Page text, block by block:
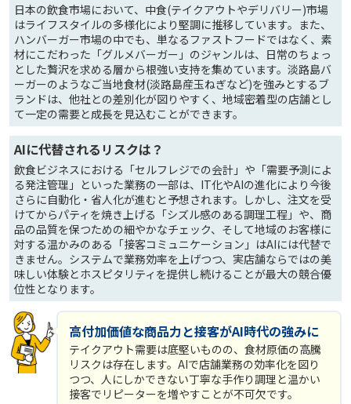
日本の飲食市場において、中食(テイクアウトやデリバリー)市場
はライフスタイルの多様化により堅調に推移しています。また、
ハンバーガー市場の中でも、単なるファストフードではなく、素
材にこだわった「グルメバーガー」のジャンルは、日常のちょっ
とした贅沢を求める層から根強い支持を集めています。淡路島バ
ーガーのようなご当地食材(淡路島産玉ねぎなど)を強みとするブ
ランドは、他社との差別化が図りやすく、地域密着型の店舗とし
て一定の需要と成長を見込むことができます。
AIに代替されるリスクは？
飲食ビジネスにおける「セルフレジでの会計」や「需要予測によ
る発注管理」といった業務の一部は、IT化やAIの進化により今後
さらに自動化・省人化が進むと予想されます。しかし、注文を受
けてからパティを焼き上げる「シズル感のある調理工程」や、商
品の品質を保つための細やかなチェック、そして地域のお客様に
対する温かみのある「接客コミュニケーション」はAIには代替で
きません。システムで業務効率を上げつつ、実店舗ならではの美
味しい体験とホスピタリティを提供し続けることが最大の競合優
位性となります。
高付加価値な商品力と接客がAI時代の強みに
テイクアウト需要は底堅いものの、食材原価の高騰
リスクは存在します。AIで店舗業務の効率化を図り
つつ、人にしかできない丁寧な手作り調理と温かい
接客でリピーターを増やすことが不可欠です。